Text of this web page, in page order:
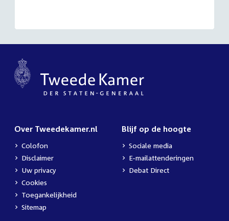
Over Tweedekamer.nl
Colofon
Disclaimer
Uw privacy
Cookies
Toegankelijkheid
Sitemap
Blijf op de hoogte
Sociale media
E-mailattenderingen
Debat Direct